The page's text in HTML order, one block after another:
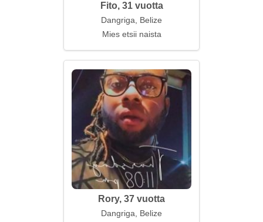
Fito, 31 vuotta
Dangriga, Belize
Mies etsii naista
Rory, 37 vuotta
Dangriga, Belize